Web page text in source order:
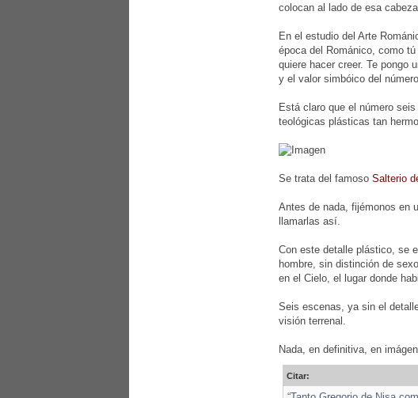
colocan al lado de esa
En el estudio del Arte
época del Románico, como
quiere hacer creer. Te pongo
y el valor simbóico del
Está claro que el número
teológicas plásticas tan
Se trata del famoso Salterio
Antes de nada, fijémonos en
llamarlas así.
Con este detalle plástico, se
hombre, sin distinción de
en el Cielo, el lugar donde
Seis escenas, ya sin el
visión terrenal.
Nada, en definitiva, en
Citar: